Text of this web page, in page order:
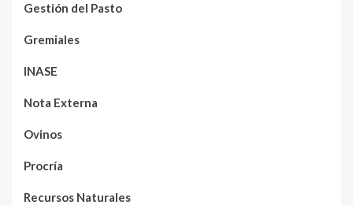
Gestión del Pasto
Gremiales
INASE
Nota Externa
Ovinos
Procría
Recursos Naturales